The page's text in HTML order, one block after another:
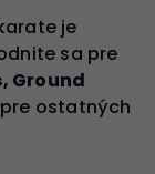
je
sa pre
Ground
ostatných